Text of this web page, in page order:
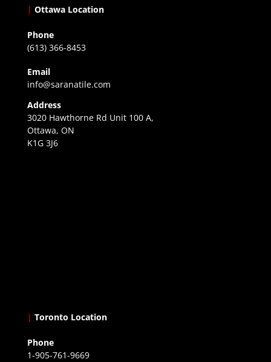
| Ottawa Location
Phone
(613) 366-8453
Email
info@saranatile.com
Address
3020 Hawthorne Rd Unit 100 A,
Ottawa, ON
K1G 3J6
| Toronto Location
Phone
1-905-761-9669